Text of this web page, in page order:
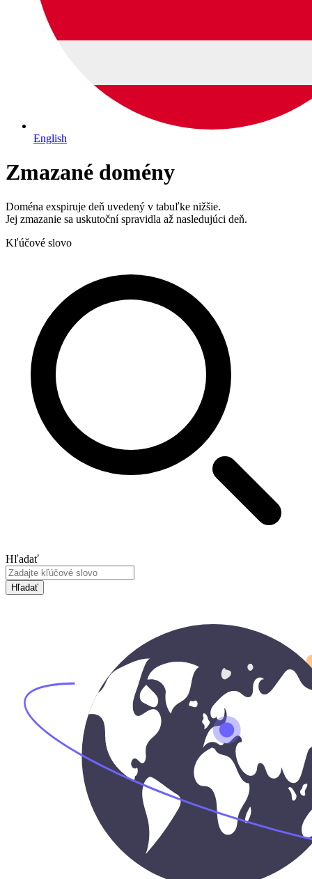
English
Zmazané domény
Doména exspiruje deň uvedený v tabuľke nižšie.
Jej zmazanie sa uskutoční spravidla až nasledujúci deň.
Kľúčové slovo
Hľadať
Hľadať